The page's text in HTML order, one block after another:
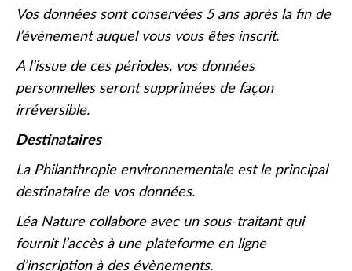
Vos données sont conservées 5 ans après la fin de
l’évènement auquel vous vous êtes inscrit.
A l’issue de ces périodes, vos données
personnelles seront supprimées de façon
irréversible.
Destinataires
La Philanthropie environnementale est le principal
destinataire de vos données.
Léa Nature collabore avec un sous-traitant qui
fournit l’accès à une plateforme en ligne
d’inscription à des évènements.